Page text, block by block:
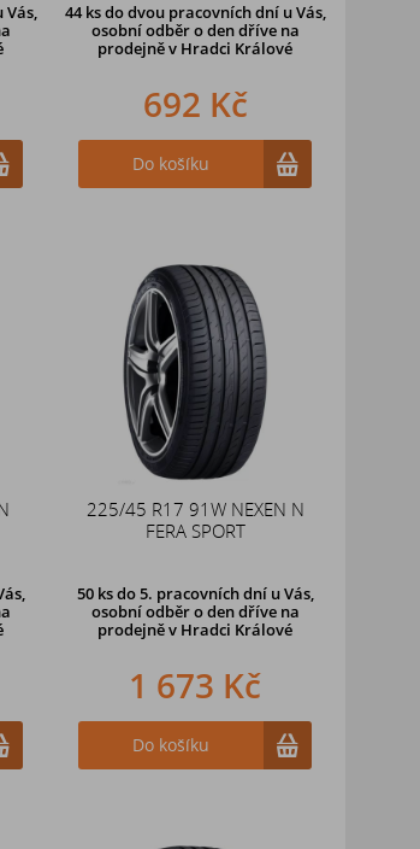
Vás,
44 ks do dvou pracovních dní u Vás,
osobní odběr o den dřívena
prodejně v Hradci Králové
692 Kč
Do košíku
225/45 R17 91W NEXEN N
FERA SPORT
50 ks do 5. pracovních dní u Vás,
osobní odběr o den dříve na
prodejněv Hradci Králové
1 673 Kč
Do košíku